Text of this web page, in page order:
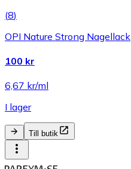
(8)
OPI Nature Strong Nagellack
100 kr
6,67 kr/ml
I lager
Till butik